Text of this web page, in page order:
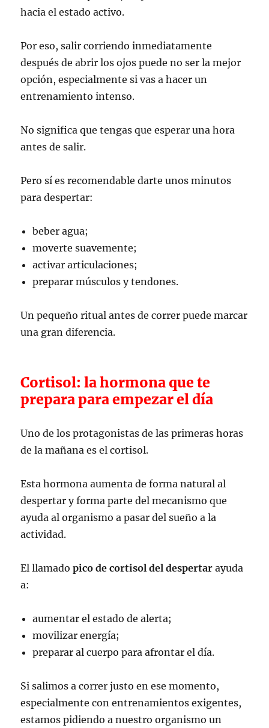
hacia el estado activo.
Por eso, salir corriendo inmediatamente
después de abrir los ojos puede no ser la mejor
opción, especialmente si vas a hacer un
entrenamiento intenso.
No significa que tengas que esperar una hora
antes de salir.
Pero sí es recomendable darte unos minutos
para despertar:
beber agua;
moverte suavemente;
activar articulaciones;
preparar músculos y tendones.
Un pequeño ritual antes de correr puede marcar
una gran diferencia.
Cortisol: la hormona que te
prepara para empezar el día
Uno de los protagonistas de las primeras horas
de la mañana es el cortisol.
Esta hormona aumenta de forma natural al
despertar y forma parte del mecanismo que
ayuda al organismo a pasar del sueño a la
actividad.
El llamadopico de cortisol del despertar ayuda
a:
aumentar el estado de alerta;
movilizar energía;
preparar al cuerpo para afrontar el día.
Si salimos a correr justo en ese momento,
especialmente con entrenamientos exigentes,
estamos pidiendo a nuestro organismo un